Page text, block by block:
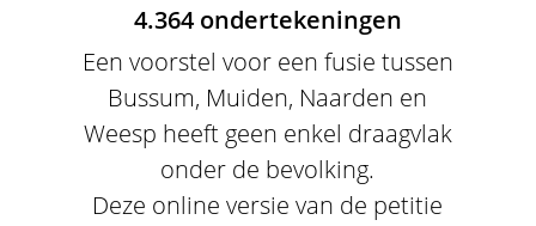
4.364 ondertekeningen
Een voorstel voor een fusie tussen
Bussum, Muiden, Naarden en
Weesp heeft geen enkel draagvlak
onder de bevolking.
Deze online versie van de petitie